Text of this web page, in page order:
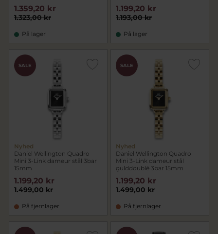
1.323,00 kr
1.359,20 kr
På lager
1.193,00 kr
1.199,20 kr
På lager
SALE
Nyhed
Daniel Wellington Quadro
Mini 3-Link dameur stål 3bar
15mm
1.499,00 kr
1.199,20 kr
På fjernlager
SALE
Nyhed
Daniel Wellington Quadro
Mini 3-Link dameur stål
gulddoublé 3bar 15mm
1.499,00 kr
1.199,20 kr
På fjernlager